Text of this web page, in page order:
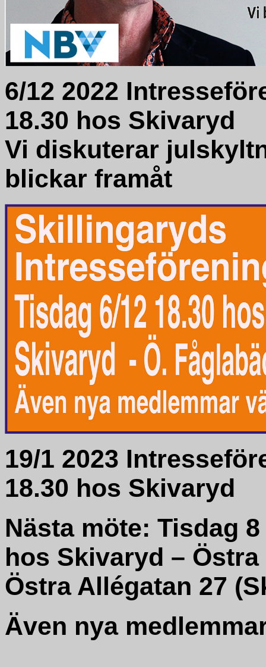
6/12 2022
18.30 hos Skivaryd
Vi diskuterar
blickar framåt
19/1 2023
18.30 hos Skivaryd
Nästa möte: Tisdag
hos Skivaryd –
Östra Allégatan 27
Även nya